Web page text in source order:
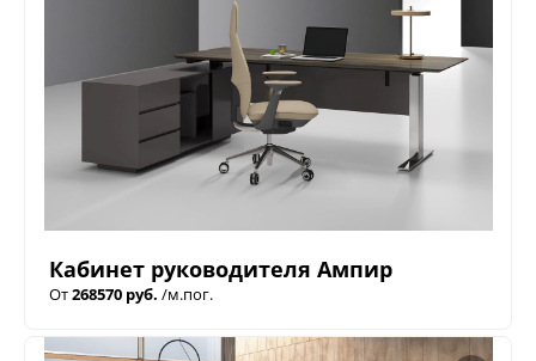
Кабинет руководителя Ампир
От268570 руб. /м.пог.